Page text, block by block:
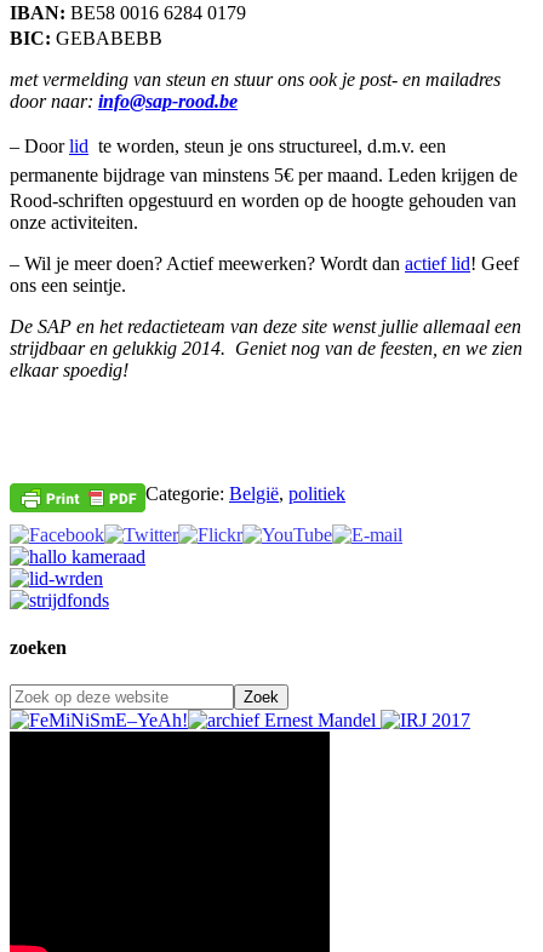
IBAN: BE58 0016 6284 0179
BIC: GEBABEBB
met vermelding van steun en stuur ons ook je post- en mailadres
door naar: info@sap-rood.be
– Doorlid te worden, steun je ons structureel, d.m.v. een
permanente bijdrage van minstens 5€ permaand. Leden krijgen de
Rood-schriften opgestuurd en worden op de hoogte gehouden van
onze activiteiten.
– Wil je meer doen? Actief meewerken? Wordt dan actief lid! Geef
ons een seintje.
De SAP en het redactieteam van deze site wenst jullie allemaal een
strijdbaar en gelukkig 2014. Geniet nog van de feesten, en we zien
elkaar spoedig!
Categorie: België, politiek
zoeken